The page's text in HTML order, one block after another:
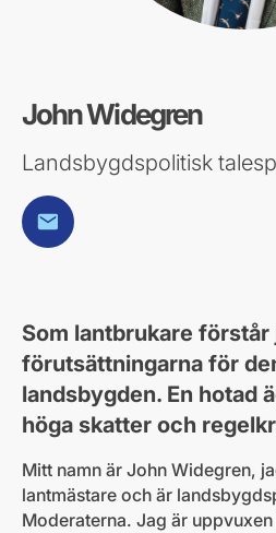
John Widegren
Landsbygdspolitisk
E-post
Som lantbrukare förstår
förutsättningarna för
landsbygden. En hotad
höga skatter och
Mitt namn är John Widegren,
lantmästare och är
Moderaterna. Jag är